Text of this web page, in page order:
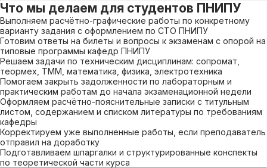
Что мы делаем для студентов ПНИПУ
Выполняем расчётно-графические работы по конкретному
варианту задания с оформлением по СТО ПНИПУ
Готовим ответы на билеты и вопросы к экзаменам с опорой на
типовые программы кафедр ПНИПУ
Решаем задачи по техническим дисциплинам: сопромат,
теормех, ТММ, математика, физика, электротехника
Помогаем закрыть задолженности по лабораторным и
практическим работам до начала экзаменационной недели
Оформляем расчётно-пояснительные записки с титульным
листом, содержанием и списком литературы по требованиям
кафедры
Корректируем уже выполненные работы, если преподаватель
отправил на доработку
Подготавливаем шпаргалки и структурированные конспекты
по теоретической части курса